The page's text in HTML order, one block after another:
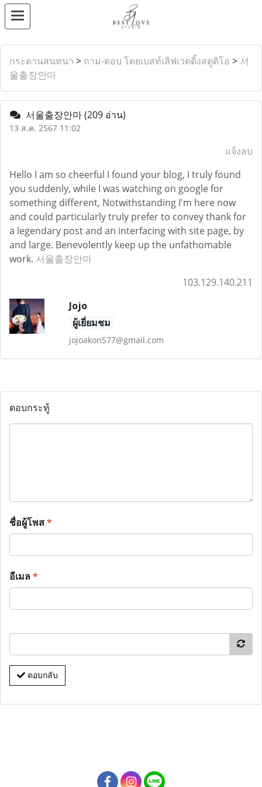
กระดานสนทนา > ถาม-ตอบ โดยเบสท์เลิฟเวดดิ้งสตูดิโอ > 서
울출장안마
서울출장안마(209 อ่าน)
13 ส.ค. 2567 11:02
แจ้งลบ
Hello I am so cheerful I found your blog, I truly found
you suddenly, while I was watching on google for
something different, Notwithstanding I'm here now
and could particularly truly prefer to convey thank for
a legendary post and an interfacing with site page, by
and large. Benevolently keep up the unfathomable
work. 서울출장안마
103.129.140.211
Jojo
ผู้เยี่ยมชม
jojoakon577@gmail.com
ตอบกระทู้
ชื่อผู้โพส*
อีเมล*
ตอบกลับ